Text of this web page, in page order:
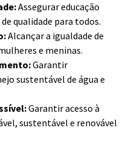
Assegurar educação
qualidade para todos.
Alcançar a igualdade de
e meninas.
Garantir
sustentável de água e
Garantir acesso à
sustentável e renovável